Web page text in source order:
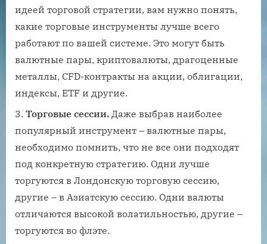
идеей торговой стратегии, вам нужно понять,
какие торговые инструменты лучше всего
работают по вашей системе. Это могут быть
валютные пары, криптовалюты, драгоценные
металлы, CFD-контракты на акции, облигации,
индексы, ETF и другие.
Торговые сессии. Даже выбрав наиболее
популярный инструмент – валютные пары,
необходимо помнить, что не все они подходят
под конкретную стратегию. Одни лучше
торгуются в Лондонскую торговую сессию,
другие – в Азиатскую сессию. Одни валюты
отличаются высокой волатильностью, другие –
торгуются во флэте.